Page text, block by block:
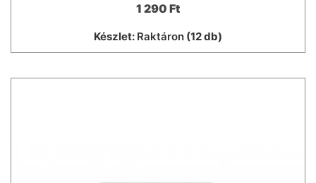
1 290 Ft
Készlet: Raktáron (12 db)